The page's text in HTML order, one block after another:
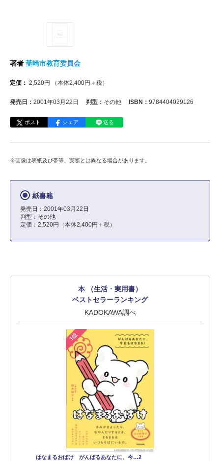
著者 韮崎市教育委員会
定価： 2,520円 （本体2,400円＋税）
発売日： 2001年03月22日 判型： その他 ISBN： 9784404029126
ポスト シェア 送る
※画像は表紙及び帯等、実際とは異なる場合があります。
紙書籍
発売日：2001年03月22日
判型：その他
定価：2,520円（本体2,400円＋税）
本 （生活・実用書）
ベストセラーランキング
KADOKAWA調べ
1位
はなまるおばけ がんばるあなたに、今…2